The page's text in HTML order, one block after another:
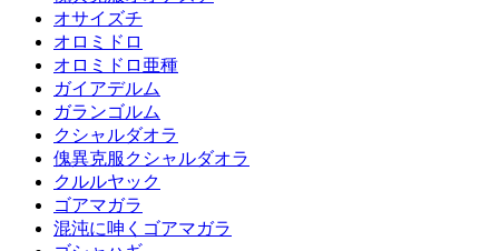
オサイズチ
オロミドロ
オロミドロ亜種
ガイアデルム
ガランゴルム
クシャルダオラ
傀異克服クシャルダオラ
クルルヤック
ゴアマガラ
混沌に呻くゴアマガラ